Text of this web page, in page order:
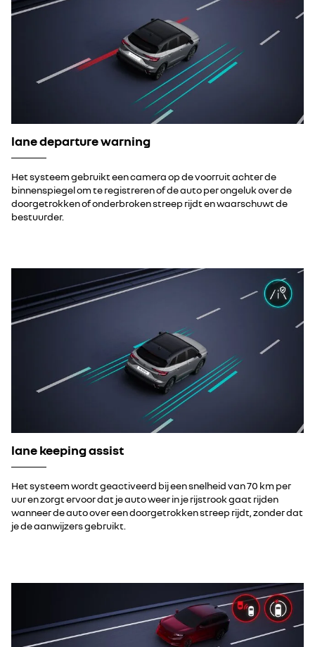
lane departure warning
Het systeem gebruikt een camera op de voorruit achter de
binnenspiegel om te registreren of de auto per ongeluk over de
doorgetrokken of onderbroken streep rijdt en waarschuwt de
bestuurder.
lane keeping assist
Het systeem wordt geactiveerd bij een snelheid van 70 km per
uur en zorgt ervoor dat je auto weer in je rijstrook gaat rijden
wanneer de auto over een doorgetrokken streep rijdt, zonder dat
je de aanwijzers gebruikt.